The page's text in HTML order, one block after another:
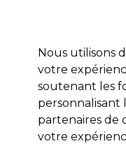
Marques Bons plans
Nous utilisons
votre
soutenant les
personnalisant
partenaires de
votre